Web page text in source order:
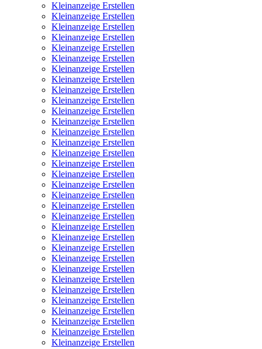
Kleinanzeige Erstellen
Kleinanzeige Erstellen
Kleinanzeige Erstellen
Kleinanzeige Erstellen
Kleinanzeige Erstellen
Kleinanzeige Erstellen
Kleinanzeige Erstellen
Kleinanzeige Erstellen
Kleinanzeige Erstellen
Kleinanzeige Erstellen
Kleinanzeige Erstellen
Kleinanzeige Erstellen
Kleinanzeige Erstellen
Kleinanzeige Erstellen
Kleinanzeige Erstellen
Kleinanzeige Erstellen
Kleinanzeige Erstellen
Kleinanzeige Erstellen
Kleinanzeige Erstellen
Kleinanzeige Erstellen
Kleinanzeige Erstellen
Kleinanzeige Erstellen
Kleinanzeige Erstellen
Kleinanzeige Erstellen
Kleinanzeige Erstellen
Kleinanzeige Erstellen
Kleinanzeige Erstellen
Kleinanzeige Erstellen
Kleinanzeige Erstellen
Kleinanzeige Erstellen
Kleinanzeige Erstellen
Kleinanzeige Erstellen
Kleinanzeige Erstellen